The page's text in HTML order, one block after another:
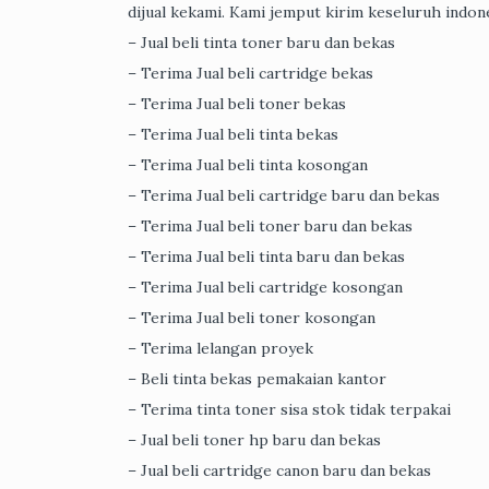
dijual kekami. Kami jemput kirim keseluruh
– Jual beli tinta toner baru dan bekas
– Terima Jual beli cartridge bekas
– Terima Jual beli toner bekas
– Terima Jual beli tinta bekas
– Terima Jual beli tinta kosongan
– Terima Jual beli cartridge baru dan bekas
– Terima Jual beli toner baru dan bekas
– Terima Jual beli tinta baru dan bekas
– Terima Jual beli cartridge kosongan
– Terima Jual beli toner kosongan
– Terima lelangan proyek
– Beli tinta bekas pemakaian kantor
– Terima tinta toner sisa stok tidak terpakai
– Jual beli toner hp baru dan bekas
– Jual beli cartridge canon baru dan bekas